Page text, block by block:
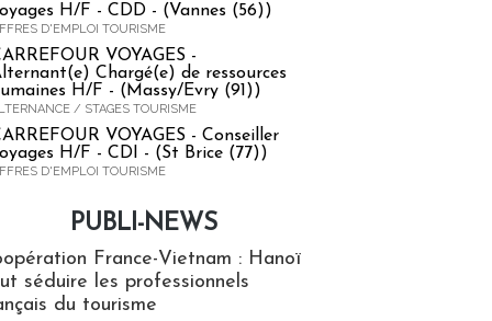
H/F - CDD - (Vannes (56))
D'EMPLOI TOURISME
VOYAGES -
Chargé(e) de ressources
H/F - (Massy/Evry (91))
/ STAGES TOURISME
VOYAGES - Conseiller
H/F - CDI - (St Brice (77))
D'EMPLOI TOURISME
PUBLI-NEWS
France-Vietnam : Hanoï
séduire les professionnels
du tourisme